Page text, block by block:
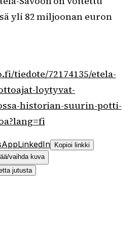
yli 82 miljoonan euron
tiedote/72174135/etela-
loytyvat-
historian-suurin-potti-
LinkedIn Kopioi linkki
vaihda kuva
jutusta